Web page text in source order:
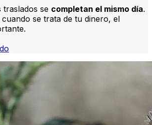
traslados se completan el mismo día.
cuando se trata de tu dinero, el